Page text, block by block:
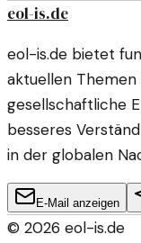
eol-is.de
eol-is.de bietet
aktuellen
gesellschaftliche
besseres
in der globalen
E-Mail anzeigen
© 2026 eol-is.de